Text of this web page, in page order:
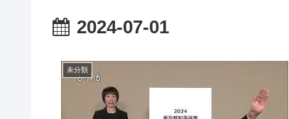
2024-07-01
未分類